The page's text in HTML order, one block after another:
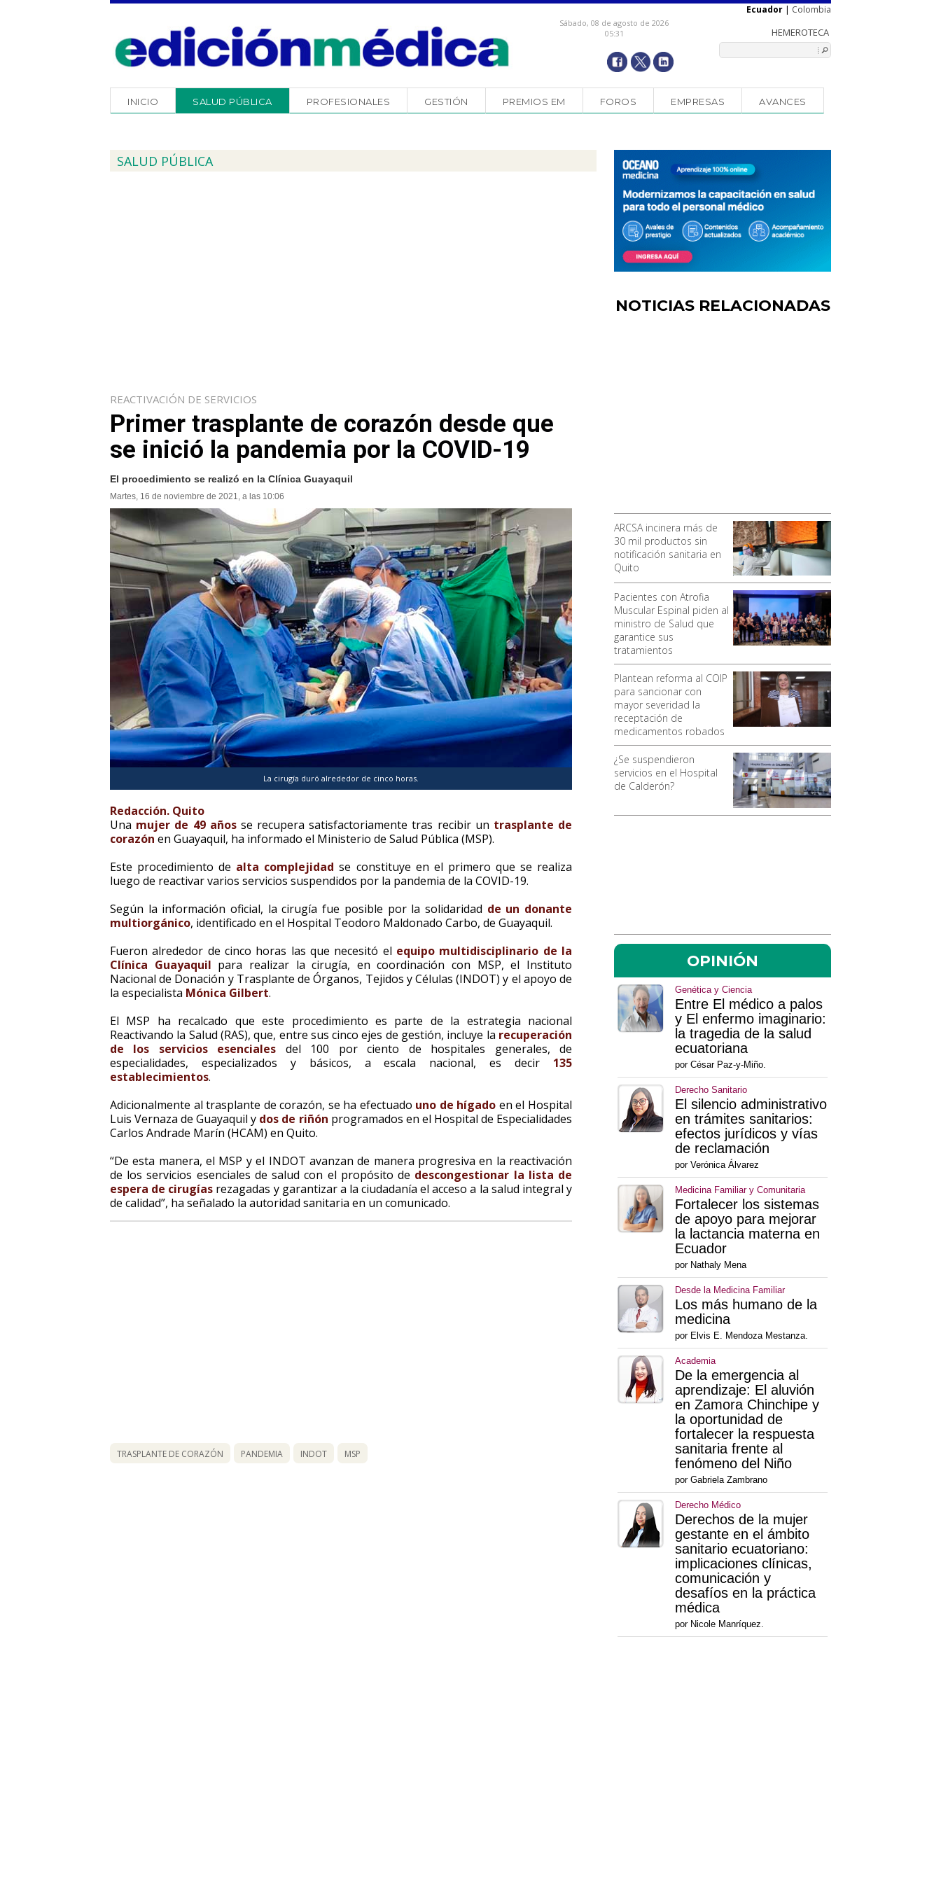
Sábado, 08 de agosto de 2026
05:31
Ecuador | Colombia
INICIO SALUD PÚBLICA PROFESIONALES GESTIÓN PREMIOS EM FOROS EMPRESAS AVANCES
NOTICIAS RELACIONADAS
ARCSA incinera más de
30 mil productos sin
notificación sanitaria en
Quito
Pacientes con Atrofia
Muscular Espinal piden al
ministro de Salud que
garantice sus
tratamientos
Plantean reforma al COIP
para sancionar con
mayor severidad la
receptación de
medicamentos robados
¿Se suspendieron
servicios en el Hospital
de Calderón?
OPINIÓN
Genética y Ciencia
Entre El médico a palos
y El enfermo imaginario:
la tragedia de la salud
ecuatoriana
por César Paz-y-Miño.
Derecho Sanitario
El silencio administrativo
en trámites sanitarios:
efectos jurídicos y vías
de reclamación
por Verónica Álvarez
Medicina Familiar y Comunitaria
Fortalecer los sistemas
de apoyo para mejorar
la lactancia materna en
Ecuador
por Nathaly Mena
Desde la Medicina Familiar
Los más humano de la
medicina
por Elvis E. Mendoza Mestanza.
Academia
De la emergencia al
aprendizaje: El aluvión
en Zamora Chinchipe y
la oportunidad de
fortalecer la respuesta
sanitaria frente al
fenómeno del Niño
por Gabriela Zambrano
Derecho Médico
Derechos de la mujer
gestante en el ámbito
sanitario ecuatoriano:
implicaciones clínicas,
comunicación y
desafíos en la práctica
médica
por Nicole Manríquez.
SALUD PÚBLICA
REACTIVACIÓN DE SERVICIOS
Primer trasplante de corazón desde que
se inició la pandemia por la COVID-19
El procedimiento se realizó en la Clínica Guayaquil
Martes, 16 de noviembre de 2021, a las 10:06
La cirugía duró alrededor de cinco horas.
Redacción. Quito
Una mujer de 49 añosse recupera satisfactoriamente tras recibir un trasplante de
corazón en Guayaquil, ha informado el Ministerio de Salud Pública (MSP).
Este procedimiento de alta complejidad se constituye en el primero que se realiza
luego de reactivar varios servicios suspendidos por la pandemia de la COVID-19.
Según la información oficial, la cirugía fue posible por la solidaridad de un donante
multiorgánico, identificado en el Hospital Teodoro Maldonado Carbo, de Guayaquil.
Fueron alrededor de cinco horas las que necesitó el equipo multidisciplinario de la
Clínica Guayaquil para realizar la cirugía, en coordinación con MSP, el Instituto
Nacional de Donación y Trasplante de Órganos, Tejidos y Células (INDOT) y el apoyo de
la especialista Mónica Gilbert.
El MSP ha recalcado que este procedimiento es parte de la estrategia nacional
Reactivando la Salud (RAS), que, entre sus cinco ejes de gestión, incluye la recuperación
de los servicios esenciales del 100 por ciento de hospitales generales, de
especialidades, especializados y básicos, a escala nacional, es decir 135
establecimientos.
Adicionalmente al trasplante de corazón, se ha efectuado uno de hígado en el Hospital
Luis Vernaza de Guayaquil y dos de riñón programados en el Hospital de Especialidades
Carlos Andrade Marín (HCAM) en Quito.
“De esta manera, el MSP y el INDOT avanzan de manera progresiva en la reactivación
de los servicios esenciales de salud con el propósito de descongestionar la lista de
espera de cirugías rezagadas y garantizar a la ciudadanía el acceso a la salud integral y
de calidad”, ha señalado la autoridad sanitaria en un comunicado.
TRASPLANTE DE CORAZÓN PANDEMIA INDOT MSP